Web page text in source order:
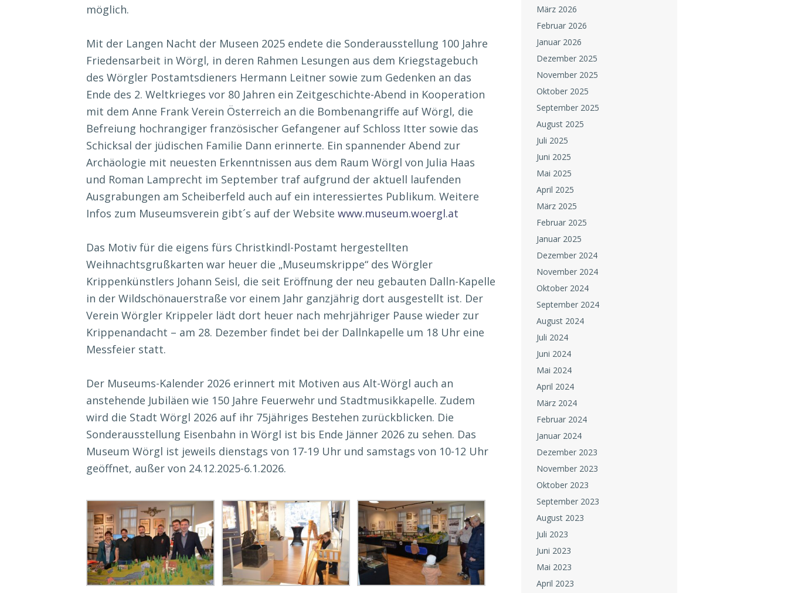
möglich.
Mit der Langen Nacht der Museen 2025 endete die Sonderausstellung 100 Jahre
Friedensarbeit in Wörgl, in deren Rahmen Lesungen aus dem Kriegstagebuch
des Wörgler Postamtsdieners Hermann Leitner sowie zum Gedenken an das
Ende des 2. Weltkrieges vor 80 Jahren ein Zeitgeschichte-Abend in Kooperation
mit dem Anne Frank Verein Österreich an die Bombenangriffe auf Wörgl, die
Befreiung hochrangiger französischer Gefangener auf Schloss Itter sowie das
Schicksal der jüdischen Familie Dann erinnerte. Ein spannender Abend zur
Archäologie mit neuesten Erkenntnissen aus dem Raum Wörgl von Julia Haas
und Roman Lamprecht im September traf aufgrund der aktuell laufenden
Ausgrabungen am Scheiberfeld auch auf ein interessiertes Publikum. Weitere
Infos zum Museumsverein gibt´s auf der Website www.museum.woergl.at
Das Motiv für die eigens fürs Christkindl-Postamt hergestellten
Weihnachtsgrußkarten war heuer die „Museumskrippe“ des Wörgler
Krippenkünstlers Johann Seisl, die seit Eröffnung der neu gebauten Dalln-Kapelle
in der Wildschönauerstraße vor einem Jahr ganzjährig dort ausgestellt ist. Der
Verein Wörgler Krippeler lädt dort heuer nach mehrjähriger Pause wieder zur
Krippenandacht – am 28. Dezember findet bei der Dallnkapelle um 18 Uhr eine
Messfeier statt.
Der Museums-Kalender 2026 erinnert mit Motiven aus Alt-Wörgl auch an
anstehende Jubiläen wie 150 Jahre Feuerwehr und Stadtmusikkapelle. Zudem
wird die Stadt Wörgl 2026 auf ihr 75jähriges Bestehen zurückblicken. Die
Sonderausstellung Eisenbahn in Wörgl ist bis Ende Jänner 2026 zu sehen. Das
Museum Wörgl ist jeweils dienstags von 17-19 Uhr und samstags von 10-12 Uhr
geöffnet, außer von 24.12.2025-6.1.2026.
März 2026
Februar 2026
Januar 2026
Dezember 2025
November 2025
Oktober 2025
September 2025
August 2025
Juli 2025
Juni 2025
Mai 2025
April 2025
März 2025
Februar 2025
Januar 2025
Dezember 2024
November 2024
Oktober 2024
September 2024
August 2024
Juli 2024
Juni 2024
Mai 2024
April 2024
März 2024
Februar 2024
Januar 2024
Dezember 2023
November 2023
Oktober 2023
September 2023
August 2023
Juli 2023
Juni 2023
Mai 2023
April 2023